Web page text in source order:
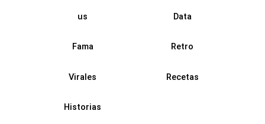
us Data
Fama Retro
Virales Recetas
Historias